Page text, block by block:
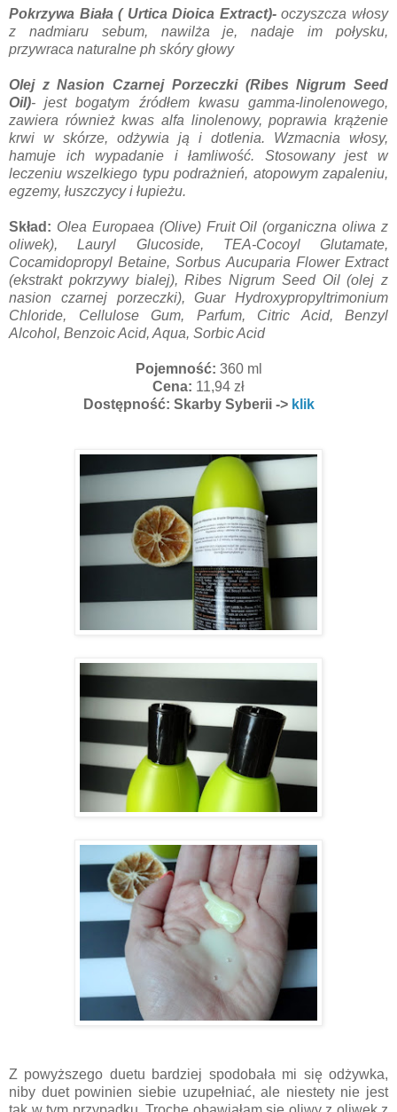
Pokrzywa Biała ( Urtica Dioica Extract)-oczyszcza włosy
z nadmiaru sebum, nawilża je, nadaje im połysku,
przywraca naturalne ph skóry głowy
Olej z Nasion Czarnej Porzeczki (Ribes Nigrum Seed
Oil)- jest bogatym źródłem kwasu gamma-linolenowego,
zawiera również kwas alfa linolenowy, poprawia krążenie
krwi w skórze, odżywia ją i dotlenia. Wzmacnia włosy,
hamuje ich wypadanie i łamliwość. Stosowany jest w
leczeniu wszelkiego typu podrażnień, atopowym zapaleniu,
egzemy, łuszczycy i łupieżu.
Skład: Olea Europaea (Olive) Fruit Oil (organiczna oliwa z
oliwek), Lauryl Glucoside, TEA-Cocoyl Glutamate,
Cocamidopropyl Betaine, Sorbus Aucuparia Flower Extract
(ekstrakt pokrzywy bialej), Ribes Nigrum Seed Oil (olej z
nasion czarnej porzeczki), Guar Hydroxypropyltrimonium
Chloride, Cellulose Gum, Parfum, Citric Acid, Benzyl
Alcohol, Benzoic Acid, Aqua, Sorbic Acid
Pojemność: 360 ml
Cena: 11,94 zł
Dostępność: Skarby Syberii -> klik
Z powyższego duetu bardziej spodobała mi się odżywka,
niby duet powinien siebie uzupełniać, ale niestety nie jest